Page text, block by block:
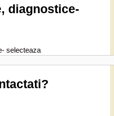
diagnostice-
selecteaza